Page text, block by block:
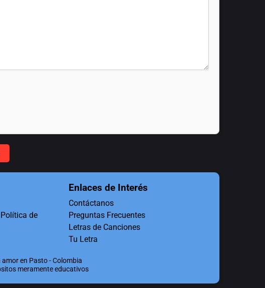
de
Enlaces de Interés
Contáctanos
Preguntas Frecuentes
Letras de Canciones
Tu Letra
en Pasto - Colombia
meramente educativos